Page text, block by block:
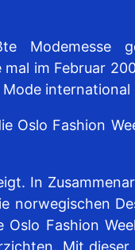
Modemesse
im Februar
Oslo Fashion
In
norwegischen
Fashion